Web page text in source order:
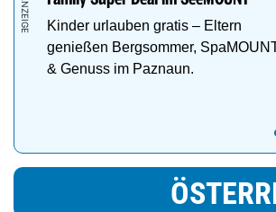
Kinder urlauben gratis – Eltern
genießen Bergsommer,
& Genuss im Paznaun.